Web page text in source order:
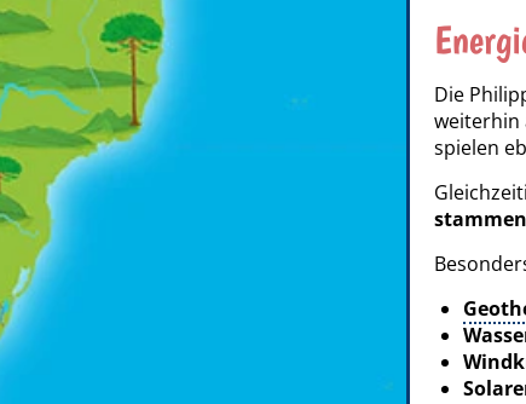
Die
weiterhin
spielen